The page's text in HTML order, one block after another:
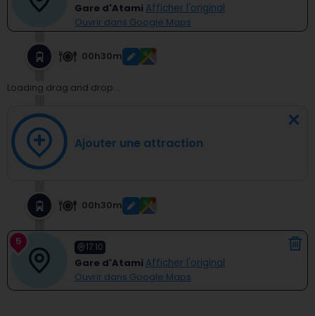
changing
Gare d'Atami Afficher l'original
Ouvrir dans Google Maps
00h30m
Loading drag and drop...
Ajouter une attraction
00h30m
5 17:10
Gare d'Atami Afficher l'original
Ouvrir dans Google Maps